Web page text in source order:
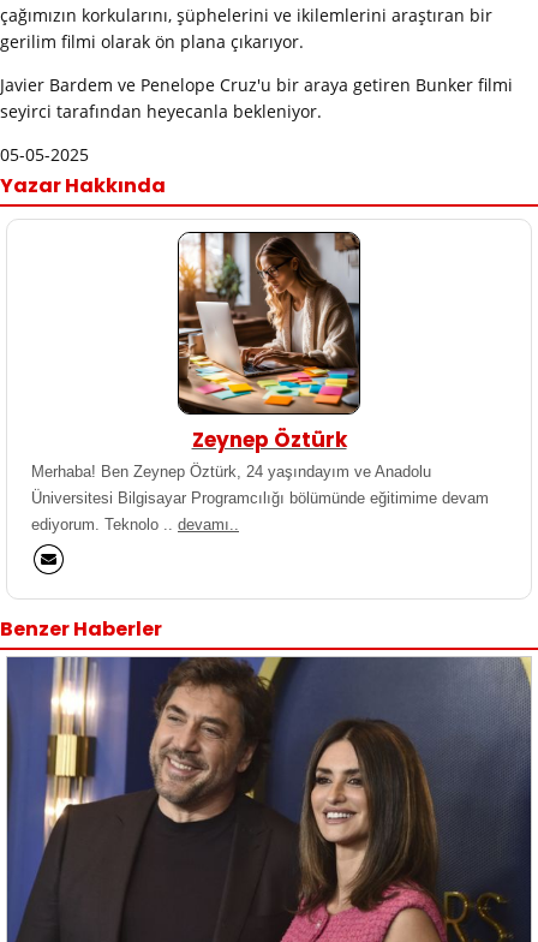
çağımızın korkularını, şüphelerini ve ikilemlerini araştıran bir
gerilim filmi olarak ön plana çıkarıyor.
Javier Bardem ve Penelope Cruz'u bir araya getiren Bunker filmi
seyirci tarafından heyecanla bekleniyor.
05-05-2025
Yazar Hakkında
Zeynep Öztürk
Merhaba! Ben Zeynep Öztürk, 24 yaşındayım ve Anadolu
Üniversitesi Bilgisayar Programcılığı bölümünde eğitimime devam
ediyorum. Teknolo .. devamı..
Benzer Haberler